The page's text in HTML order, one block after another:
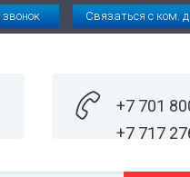
Связаться с ком.
+7 701
+7 717